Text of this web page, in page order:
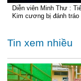
Diễn viên Minh Thư :
Kim cương bị đánh tráo
Tin xem nhiều